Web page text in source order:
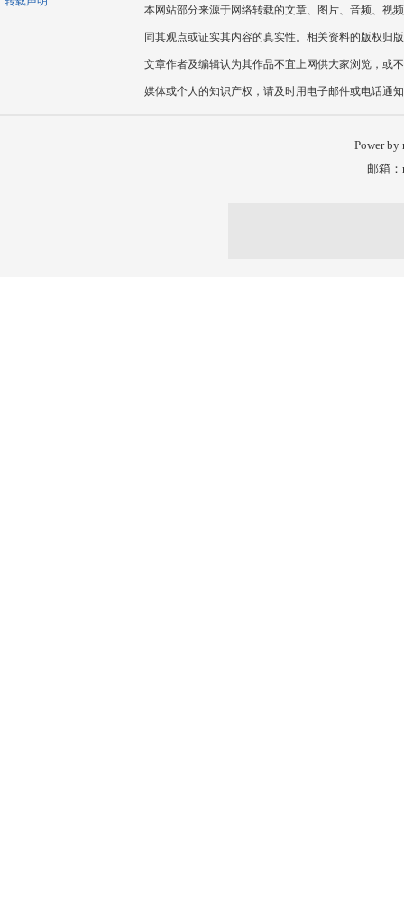
本网站部分来源于网络转载的文章、图片、音频、视
同其观点或证实其内容的真实性。相关资料的版权归
文章作者及编辑认为其作品不宜上网供大家浏览，或
媒体或个人的知识产权，请及时用电子邮件或电话通
Power by
邮箱：